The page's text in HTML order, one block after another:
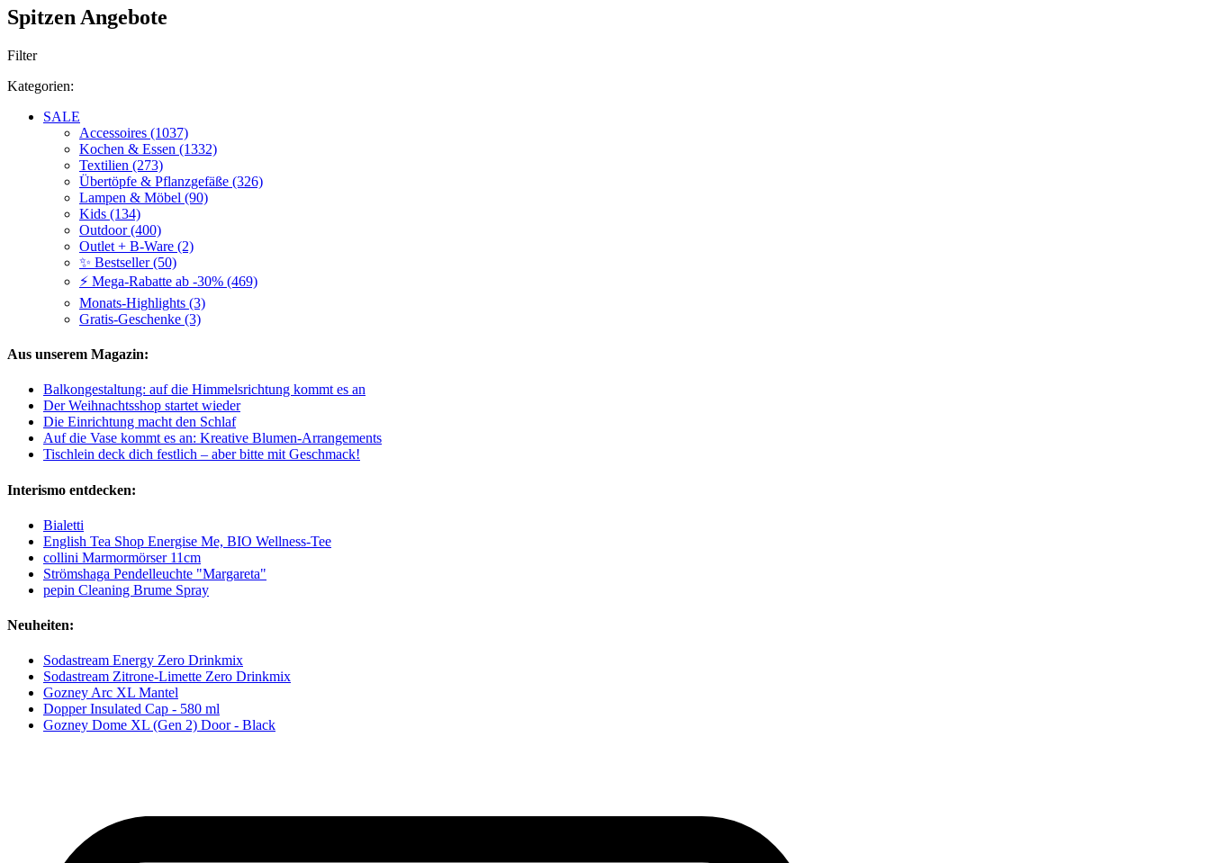
Spitzen Angebote
Filter
Kategorien:
SALE
Accessoires (1037)
Kochen & Essen (1332)
Textilien (273)
Übertöpfe & Pflanzgefäße (326)
Lampen & Möbel (90)
Kids (134)
Outdoor (400)
Outlet + B-Ware (2)
✨ Bestseller (50)
⚡ Mega-Rabatte ab -30% (469)
Monats-Highlights (3)
Gratis-Geschenke (3)
Aus unserem Magazin:
Balkongestaltung: auf die Himmelsrichtung kommt es an
Der Weihnachtsshop startet wieder
Die Einrichtung macht den Schlaf
Auf die Vase kommt es an: Kreative Blumen-Arrangements
Tischlein deck dich festlich – aber bitte mit Geschmack!
Interismo entdecken:
Bialetti
English Tea Shop Energise Me, BIO Wellness-Tee
collini Marmormörser 11cm
Strömshaga Pendelleuchte "Margareta"
pepin Cleaning Brume Spray
Neuheiten:
Sodastream Energy Zero Drinkmix
Sodastream Zitrone-Limette Zero Drinkmix
Gozney Arc XL Mantel
Dopper Insulated Cap - 580 ml
Gozney Dome XL (Gen 2) Door - Black